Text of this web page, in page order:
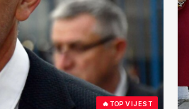
🔥TOP VIJEST